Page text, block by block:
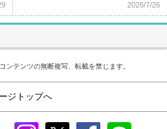
2026/7/26
ンテンツの無断複写、転載を禁じます。
ジトップへ